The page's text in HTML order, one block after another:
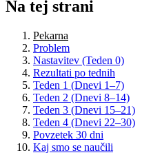
Na tej strani
Pekarna
Problem
Nastavitev (Teden 0)
Rezultati po tednih
Teden 1 (Dnevi 1–7)
Teden 2 (Dnevi 8–14)
Teden 3 (Dnevi 15–21)
Teden 4 (Dnevi 22–30)
Povzetek 30 dni
Kaj smo se naučili